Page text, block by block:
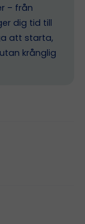
– från
dig tid till
att starta,
krånglig